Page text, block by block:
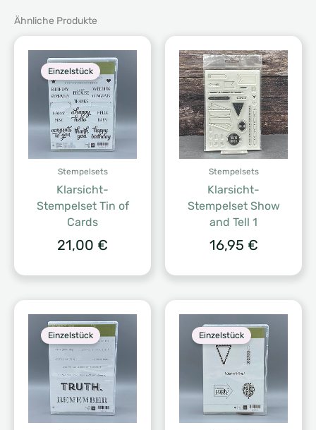
Ähnliche Produkte
Einzelstück
Stempelsets
Klarsicht-
Stempelset Tin of
Cards
21,00 €
Stempelsets
Klarsicht-
Stempelset Show
and Tell 1
16,95 €
Einzelstück Einzelstück